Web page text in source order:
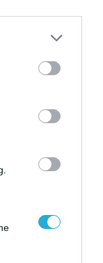
more Google
may click to
party tags to
below Google
«Θα